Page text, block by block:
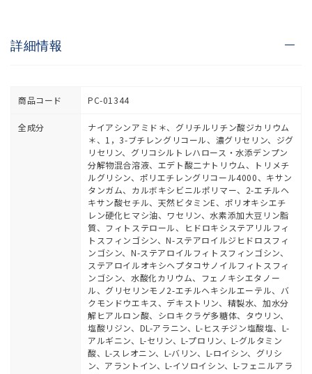
詳細情報
商品コード PC-01344
全成分
ナイアシンアミド＊、グリチルリチン酸ジカリウム
＊、1，3-ブチレングリコール、濃グリセリン、ジグ
リセリン、グリコシルトレハロース・水添デンプン
分解物混合溶液、エデト酸二ナトリウム、トリメチ
ルグリシン、ポリエチレングリコール4000、キサン
タンガム、カルボキシビニルポリマー、2-エチルヘ
キサン酸セチル、天然ビタミンE、ポリオキシエチ
レン硬化ヒマシ油、ワセリン、水素添加大豆リン脂
質、フィトステロール、ヒドロキシステアリルフィ
トスフィンゴシン、N-ステアロイルジヒドロスフィ
ンゴシン、N-ステアロイルフィトスフィンゴシン、
ステアロイルオキシヘプタコサノイルフィトスフィ
ンゴシン、水酸化カリウム、フェノキシエタノー
ル、グリセリンモノ2-エチルヘキシルエーテル、バ
クモンドウエキス、デキストリン、精製水、加水分
解ヒアルロン酸、シロキクラゲ多糖体、タウリン、
塩酸リジン、DL-アラニン、L-ヒスチジン塩酸塩、L-
アルギニン、L-セリン、L-プロリン、L-グルタミン
酸、L-スレオニン、L-バリン、L-ロイシン、グリシ
ン、アラントイン、L-イソロイシン、L-フェニルアラ